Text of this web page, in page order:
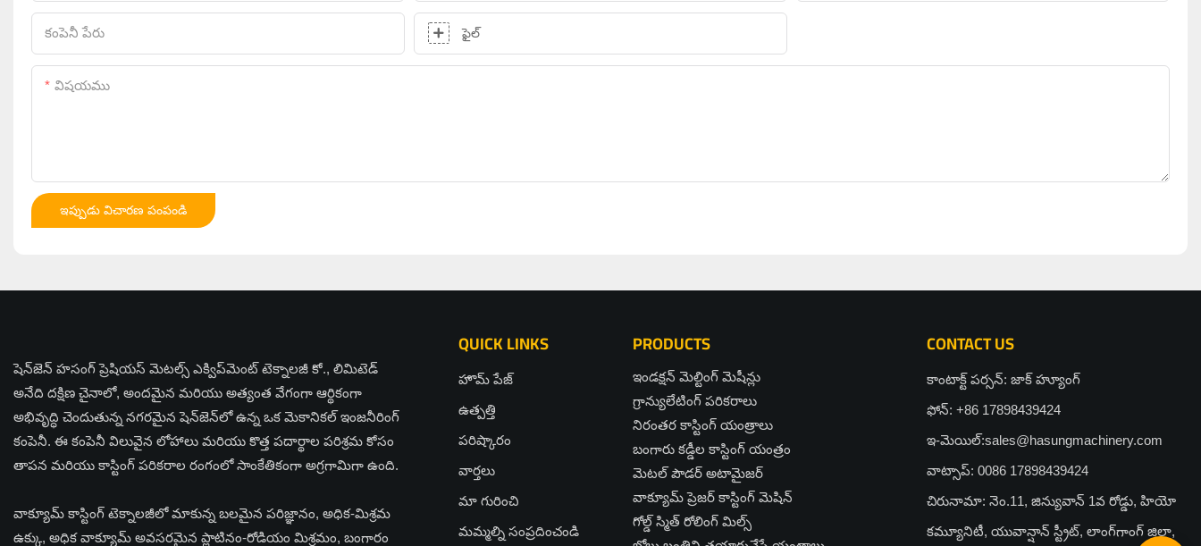
కంపెనీ పేరు ఫైల్
విషయము
ఇప్పుడు విచారణ పంపండి
షెన్‌జెన్ హసంగ్ ప్రెషియస్ మెటల్స్ ఎక్విప్‌మెంట్ టెక్నాలజీ కో., లిమిటెడ్
అనేది దక్షిణ చైనాలో, అందమైన మరియు అత్యంత వేగంగా ఆర్థికంగా
అభివృద్ధి చెందుతున్న నగరమైన షెన్‌జెన్‌లో ఉన్న ఒక మెకానికల్ ఇంజనీరింగ్
కంపెనీ. ఈ కంపెనీ విలువైన లోహాలు మరియు కొత్త పదార్థాల పరిశ్రమ కోసం
తాపన మరియు కాస్టింగ్ పరికరాల రంగంలో సాంకేతికంగా అగ్రగామిగా ఉంది.
వాక్యూమ్ కాస్టింగ్ టెక్నాలజీలో మాకున్న బలమైన పరిజ్ఞానం, అధిక-మిశ్రమ
ఉక్కు, అధిక వాక్యూమ్ అవసరమైన ప్లాటినం-రోడియం మిశ్రమం, బంగారం
QUICK LINKS
హొమ్ పేజ్
ఉత్పత్తి
పరిష్కారం
వార్తలు
మా గురించి
మమ్మల్ని సంప్రదించండి
PRODUCTS
ఇండక్షన్ మెల్టింగ్ మెషీన్లు
గ్రాన్యులేటింగ్ పరికరాలు
నిరంతర కాస్టింగ్ యంత్రాలు
బంగారు కడ్డీల కాస్టింగ్ యంత్రం
మెటల్ పౌడర్ అటామైజర్
వాక్యూమ్ ప్రెజర్ కాస్టింగ్ మెషిన్
గోల్డ్ స్మిత్ రోలింగ్ మిల్స్
CONTACT US
కాంటాక్ట్ పర్సన్: జాక్ హ్యూంగ్
ఫోన్: +86 17898439424
ఇ-మెయిల్:sales@hasungmachinery.com
వాట్సాప్: 0086 17898439424
చిరునామా: నెం.11, జిన్యువాన్ 1వ రోడ్డు, హియో
కమ్యూనిటీ, యువాన్షాన్ స్ట్రీట్, లాంగ్‌గాంగ్ జిల్లా,